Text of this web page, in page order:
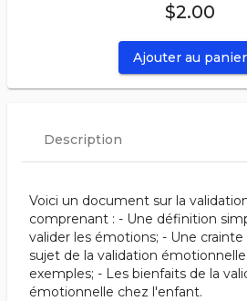
$2.00
Ajouter au panier
Description
Voici un document sur la
comprenant : - Une définition
valider les émotions; - Une
sujet de la validation
exemples; - Les bienfaits de la
émotionnelle chez l'enfant.